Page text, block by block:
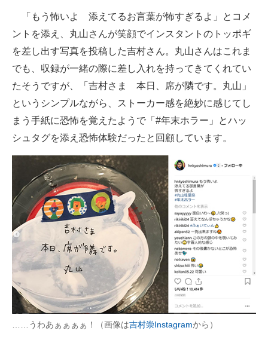
製造業のIT導入・活用を支援
エレクトロニクス専門サイト
エネルギーの専門メディア
建設×テクノロジーの最前線
ちょっと気になるネットの話題
「もう怖いよ 添えてるお言葉が怖すぎるよ」とコメ
ントを添え、丸山さんが笑顔でインスタントのトッポギ
を差し出す写真を投稿した吉村さん。丸山さんはこれま
でも、収録が一緒の際に差し入れを持ってきてくれてい
たそうですが、「吉村さま 本日、席が隣です。丸山」
というシンプルながら、ストーカー感を絶妙に感じてし
まう手紙に恐怖を覚えたようで「#年末ホラー」とハッ
シュタグを添え恐怖体験だったと回顧しています。
……うわあぁぁぁぁ！（画像は吉村崇Instagramから）